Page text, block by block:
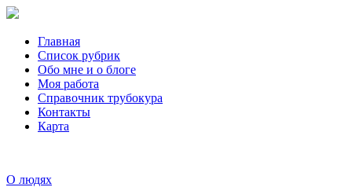
Главная
Список рубрик
Обо мне и о блоге
Моя работа
Справочник трубокура
Контакты
Карта
О людях